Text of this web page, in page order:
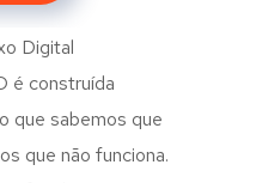
é construída
que sabemos que
que não funciona.